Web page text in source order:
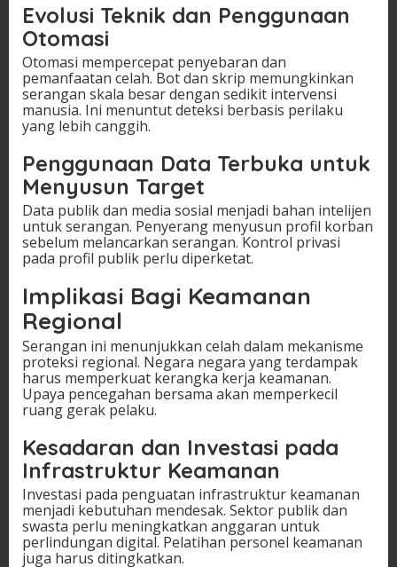
Evolusi Teknik dan Penggunaan
Otomasi
Otomasi mempercepat penyebaran dan
pemanfaatan celah. Bot dan skrip memungkinkan
serangan skala besar dengan sedikit intervensi
manusia. Ini menuntut deteksi berbasis perilaku
yang lebih canggih.
Penggunaan Data Terbuka untuk
Menyusun Target
Data publik dan media sosial menjadi bahan intelijen
untuk serangan. Penyerang menyusun profil korban
sebelum melancarkan serangan. Kontrol privasi
pada profil publik perlu diperketat.
Implikasi Bagi Keamanan
Regional
Serangan ini menunjukkan celah dalam mekanisme
proteksi regional. Negara negara yang terdampak
harus memperkuat kerangka kerja keamanan.
Upaya pencegahan bersama akan memperkecil
ruang gerak pelaku.
Kesadaran dan Investasi pada
Infrastruktur Keamanan
Investasi pada penguatan infrastruktur keamanan
menjadi kebutuhan mendesak. Sektor publik dan
swasta perlu meningkatkan anggaran untuk
perlindungan digital. Pelatihan personel keamanan
juga harus ditingkatkan.